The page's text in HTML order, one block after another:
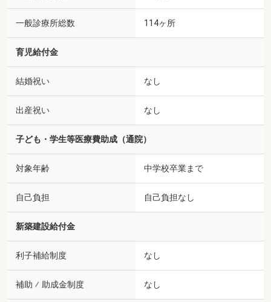
一般診療所総数 114ヶ所
育児給付金
結婚祝い なし
出産祝い なし
子ども・学生等医療費助成（通院）
対象年齢 中学校卒業まで
自己負担 自己負担なし
新築建設給付金
利子補給制度 なし
補助 ⁄ 助成金制度 なし